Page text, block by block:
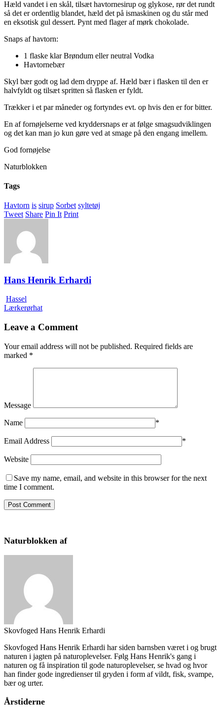
Hæld vandet i en skål, tilsæt havtornesirup og glykose, rør det rundt
så det er ordentlig blandet, hæld det på ismaskinen og du står med
en eksotisk gul dessert. Pynt med flager af mørk chokolade.
Snaps af havtorn:
1 flaske klar Brøndum eller neutral Vodka
Havtornebær
Skyl bær godt og lad dem dryppe af. Hæld bær i flasken til den er
halvfyldt og tilsæt spritten så flasken er fyldt.
Trækker i et par måneder og fortyndes evt. op hvis den er for bitter.
En af fornøjelserne ved kryddersnaps er at følge smagsudviklingen
og det kan man jo kun gøre ved at smage på den engang imellem.
God fornøjelse
Naturblokken
Tags
Havtorn is sirup Sorbet syltetøj
Tweet Share Pin It Print
Hans Henrik Erhardi
Hassel
Lærkerørhat
Leave a Comment
Your email address will not be published. Required fields are
marked *
Message
Name *
Email Address *
Website
Save my name, email, and website in this browser for the next
time I comment.
Naturblokken af
Skovfoged Hans Henrik Erhardi
Skovfoged Hans Henrik Erhardi har siden barnsben været i og brugt
naturen i jagten på naturoplevelser. Følg Hans Henrik's gang i
naturen og få inspiration til gode naturoplevelser, se hvad og hvor
han finder gode ingredienser til gryden i form af vildt, fisk, svampe,
bær og urter.
Årstiderne